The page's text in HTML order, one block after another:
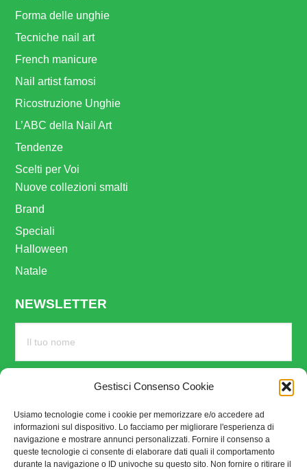
Gestisci Consenso Cookie
Usiamo tecnologie come i cookie per memorizzare e/o accedere ad
informazioni sul dispositivo. Lo facciamo per migliorare l'esperienza di
navigazione e mostrare annunci personalizzati. Fornire il consenso a
queste tecnologie ci consente di elaborare dati quali il comportamento
durante la navigazione o ID univoche su questo sito. Non fornire o ritirare il
Forma delle unghie
Tecniche nail art
French manicure
Nail artist famosi
Ricostruzione Unghie
L’ABC della Nail Art
Tendenze
Scelti per Voi
Nuove collezioni smalti
Brand
Speciali
Halloween
Natale
NEWSLETTER